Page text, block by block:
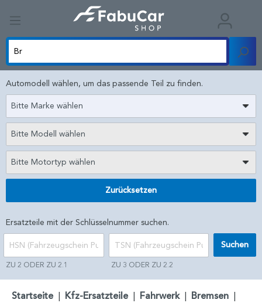
Automodell wählen, um das passende Teil zu finden.
Bitte Marke wählen
Bitte Modell wählen
Bitte Motortyp wählen
Zurücksetzen
Ersatzteile mit der Schlüsselnummer suchen.
ZU 2 ODER ZU 2.1 ZU 3 ODER ZU 2.2
Suchen
Startseite | Kfz-Ersatzteile | Fahrwerk | Bremsen |